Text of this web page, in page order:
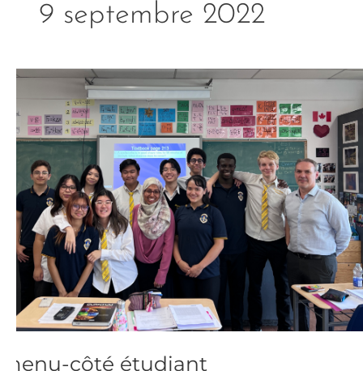
9 septembre 2022
menu-côté étudiant
menu-
étudiant